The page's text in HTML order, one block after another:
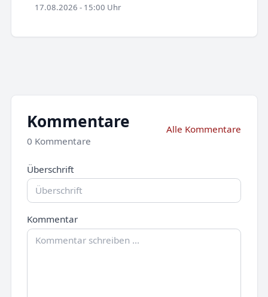
17.08.2026 - 15:00 Uhr
Kommentare
0 Kommentare
Alle Kommentare
Überschrift
Kommentar